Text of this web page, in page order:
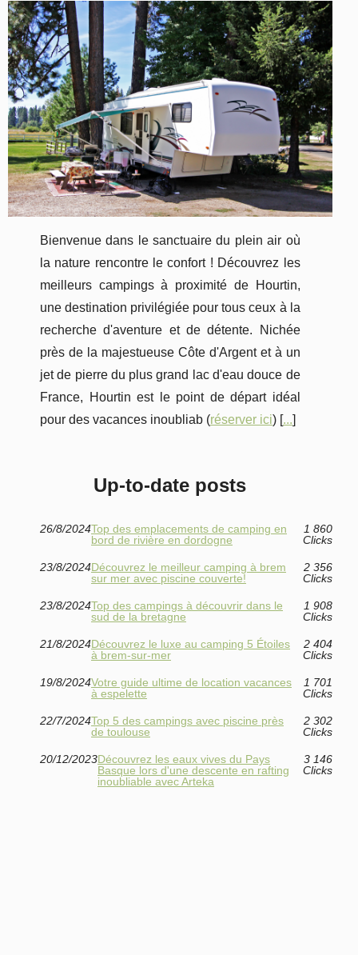
Bienvenue dans le sanctuaire du plein air où
la nature rencontre le confort ! Découvrez les
meilleurs campings à proximité de Hourtin,
une destination privilégiée pour tous ceux à la
recherche d'aventure et de détente. Nichée
près de la majestueuse Côte d'Argent et à un
jet de pierre du plus grand lac d'eau douce de
France, Hourtin est le point de départ idéal
pour des vacances inoubliab (réserver ici) [...]
Up-to-date posts
26/8/2024Top des emplacements de camping en
bord de rivière en dordogne
1 860
Clicks
23/8/2024Découvrez le meilleur camping à brem
sur mer avec piscine couverte!
2 356
Clicks
23/8/2024Top des campings à découvrir dans le
sud de la bretagne
1 908
Clicks
21/8/2024Découvrez le luxe au camping 5 Étoiles
à brem-sur-mer
2 404
Clicks
19/8/2024Votre guide ultime de location vacances
à espelette
1 701
Clicks
22/7/2024Top 5 des campings avec piscine près
de toulouse
2 302
Clicks
20/12/2023Découvrez les eaux vives du Pays
Basque lors d'une descente en rafting
inoubliable avec Arteka
3 146
Clicks